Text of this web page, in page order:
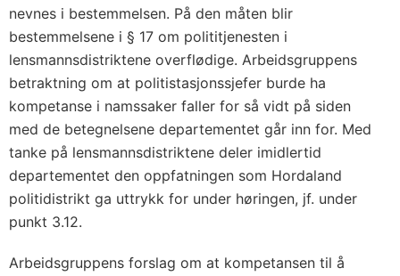
nevnes i bestemmelsen. På den måten blir
bestemmelsene i § 17 om polititjenesten i
lensmannsdistriktene overflødige. Arbeidsgruppens
betraktning om at politistasjonssjefer burde ha
kompetanse i namssaker faller for så vidt på siden
med de betegnelsene departementet går inn for. Med
tanke på lensmannsdistriktene deler imidlertid
departementet den oppfatningen som Hordaland
politidistrikt ga uttrykk for under høringen, jf. under
punkt 3.12.
Arbeidsgruppens forslag om at kompetansen til å